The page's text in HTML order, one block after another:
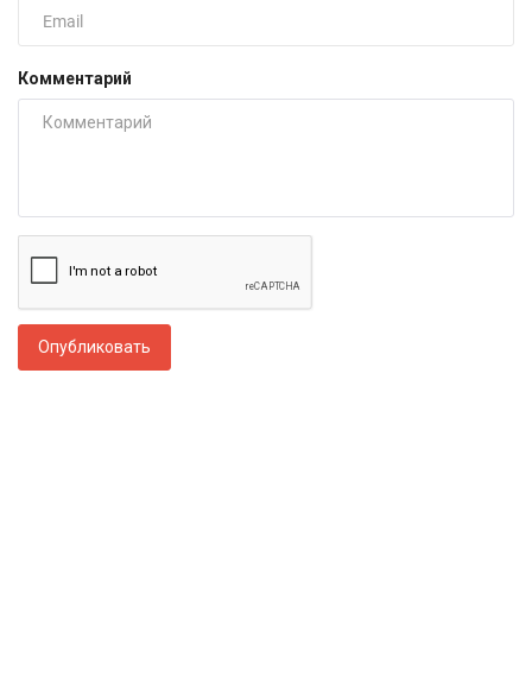
Комментарий
Опубликовать